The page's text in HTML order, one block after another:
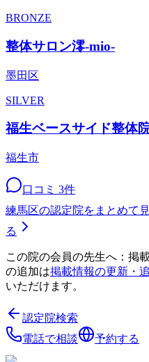
BRONZE
整体サロン澪-mio-
墨田区
SILVER
福生ベースサイド整体
福生市
口コミ 3件
練馬区の認定院をまとめて
る
この院の会員の先生へ：掲
の追加は掲載情報の更新・
いただけます。
認定院検索
電話で相談
予約する